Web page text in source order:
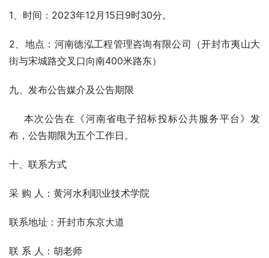
1、时间：2023年12月15日9时30分。
2、地点：河南德泓工程管理咨询有限公司（开封市夷山大
街与宋城路交叉口向南400米路东）
九、发布公告媒介及公告期限
本次公告在《河南省电子招标投标公共服务平台》发
布，公告期限为五个工作日。
十、联系方式
采 购 人：黄河水利职业技术学院
联系地址：开封市东京大道
联 系 人：胡老师